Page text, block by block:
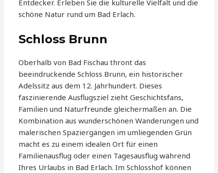
Entdecker. Erleben Sie die kulturelle Vielfalt und die
schöne Natur rund um Bad Erlach.
Schloss Brunn
Oberhalb von Bad Fischau thront das
beeindruckende Schloss Brunn, ein historischer
Adelssitz aus dem 12. Jahrhundert. Dieses
faszinierende Ausflugsziel zieht Geschichtsfans,
Familien und Naturfreunde gleichermaßen an. Die
Kombination aus wunderschönen Wanderungen und
malerischen Spaziergängen im umliegenden Grün
macht es zu einem idealen Ort für einen
Familienausflug oder einen Tagesausflug während
Ihres Urlaubs in Bad Erlach. Im Schlosshof können